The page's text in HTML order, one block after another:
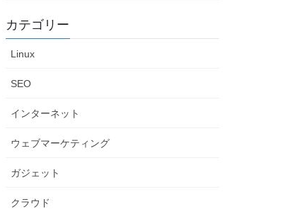
カテゴリー
Linux
SEO
インターネット
ウェブマーケティング
ガジェット
クラウド